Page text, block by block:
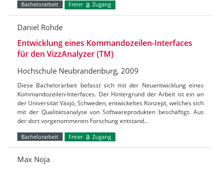
Bachelorarbeit Freier Zugang
Daniel Rohde
Entwicklung eines Kommandozeilen-Interfaces
für den VizzAnalyzer (TM)
Hochschule Neubrandenburg, 2009
Diese Bachelorarbeit befasst sich mit der Neuentwicklung eines
Kommandozeilen-Interfaces. Der Hintergrund der Arbeit ist ein an
der Universität Växjö, Schweden, entwickeltes Konzept, welches sich
mit der Qualitätsanalyse von Softwareprodukten beschäftigt. Aus
der dort vorgenommenen Forschung entstand…
Bachelorarbeit Freier Zugang
Max Noja